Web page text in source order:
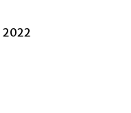
2022